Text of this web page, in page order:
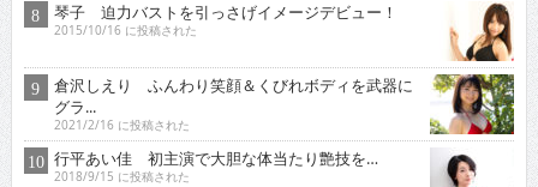
琴子 迫力バストを引っさげイメージデビュー！
2015/10/16 に投稿された
倉沢しえり ふんわり笑顔＆くびれボディを武器に
グラ...
2021/2/16 に投稿された
行平あい佳 初主演で大胆な体当たり艶技を…
2018/9/15 に投稿された